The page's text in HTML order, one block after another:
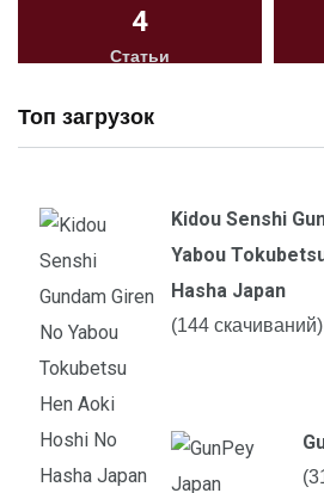
4
Статьи
Топ загрузок
Kidou Senshi
Yabou
Hasha Japan
(144 скачиваний)